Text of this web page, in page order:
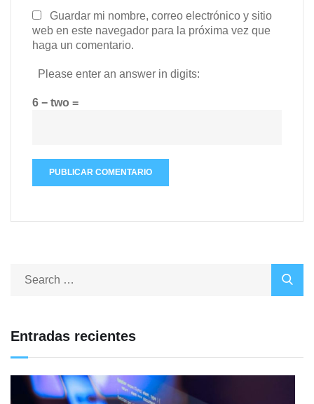
Guardar mi nombre, correo electrónico y sitio
web en este navegador para la próxima vez que
haga un comentario.
Please enter an answer in digits:
6 − two =
Entradas recientes